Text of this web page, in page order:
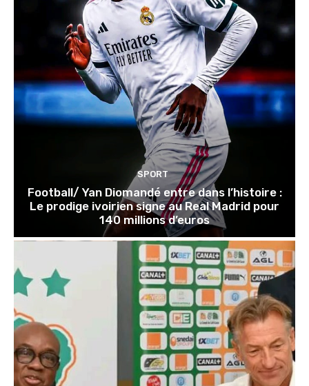
SPORT
Football/ Yan Diomandé entre dans l’histoire :
Le prodige ivoirien signe au Real Madrid pour
140 millions d’euros